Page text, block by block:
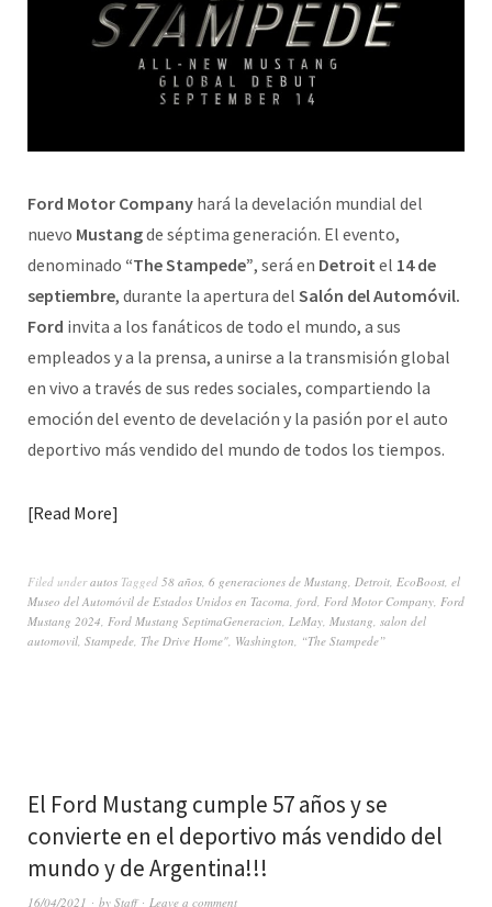
Ford Motor Company hará la develación mundial del
nuevo Mustangde séptima generación. El evento,
denominado “The Stampede”, será en Detroit el 14 de
septiembre, durante la apertura del Salón del Automóvil.
Ford invita a los fanáticos de todo el mundo, a sus
empleados y a la prensa, a unirse a la transmisión global
en vivo a través de sus redes sociales, compartiendo la
emoción del evento de develación y la pasión por el auto
deportivo más vendido del mundo de todos los tiempos.
Read More
Filed underautos Tagged 58 años 6 generaciones de Mustang Detroit EcoBoost el
Museo del Automóvil de Estados Unidos en Tacoma ford Ford Motor Company Ford
Mustang 2024 Ford Mustang SeptimaGeneracion LeMay Mustang salon del
automovil Stampede The Drive Home" Washington “The Stampede”
El Ford Mustang cumple 57 años y se
convierte en el deportivo más vendido del
mundo y de Argentina!!!
16/04/2021 by Staff Leave a comment